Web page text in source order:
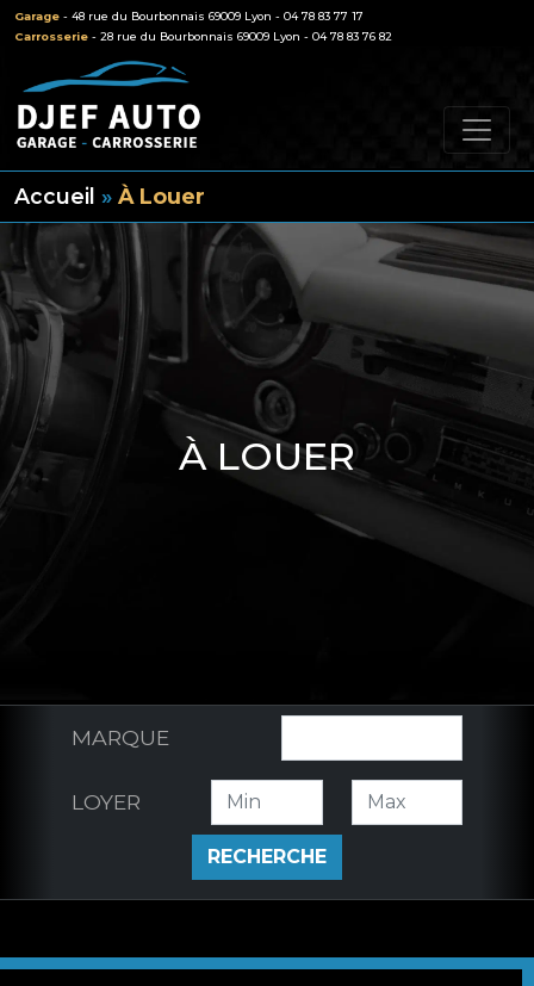
Garage - 48 rue du Bourbonnais 69009 Lyon - 04 78 83 77 17
Carrosserie - 28 rue du Bourbonnais 69009 Lyon - 04 78 83 76 82
Accueil » À Louer
À LOUER
MARQUE
LOYER